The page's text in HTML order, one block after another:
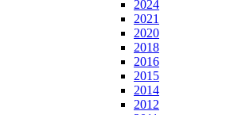
2024
2021
2020
2018
2016
2015
2014
2012